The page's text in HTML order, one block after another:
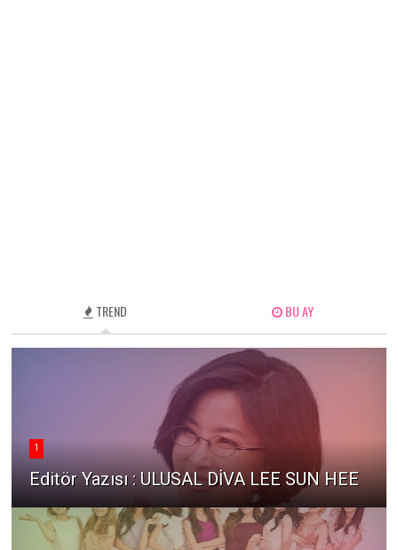
TREND BU AY
1
Editör Yazısı : ULUSAL DİVA LEE SUN HEE